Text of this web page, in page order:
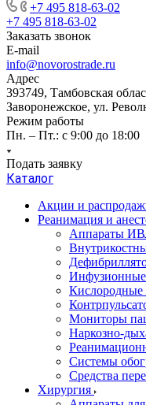
+7 495 818-63-02
+7 495 818-63-02
Заказать звонок
E-mail
info@novorostrade.ru
Адрес
393749, Тамбовская
Заворонежское, ул.
Режим работы
Пн. – Пт.: с 9:00 до 18:00
Подать заявку
Каталог
Акции и
Реанимация и
Аппараты
Кислородные
Мониторы
Наркозно-
Системы
Средства
Хирургия